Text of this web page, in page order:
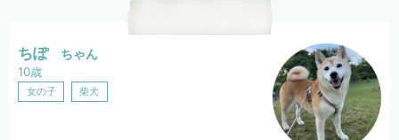
ちぽ ちゃん
10歳
女の子 柴犬